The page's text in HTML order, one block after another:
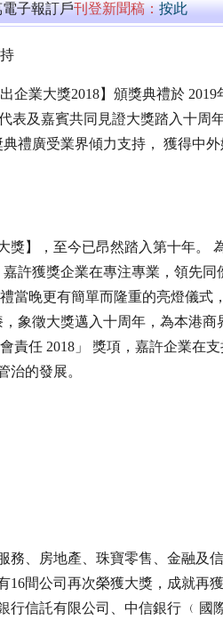
子報訂戶刊登新聞稿：按此
企業大獎2018】頒獎典禮於 2019
表及嘉賓共同見證大獎踏入十周
禮廣受業界傾力支持， 獲得中
獎】，至今已昂然踏入第十年。
許獲獎企業在專注專業，領先同
當晚更有簡單而隆重的亮燈儀式
象徵大獎邁入十周年，為本港商
責任 2018」 獎項，嘉許企業在
治的發展。
務、房地產、珠寶零售、金融及
間公司再次榮獲大獎，成就再
行信託有限公司、中信銀行 ﹙國